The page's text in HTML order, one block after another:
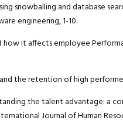
snowballing and database
engineering, 1-10.
how it affects employee
the retention of high
the talent advantage: a
Journal of Human